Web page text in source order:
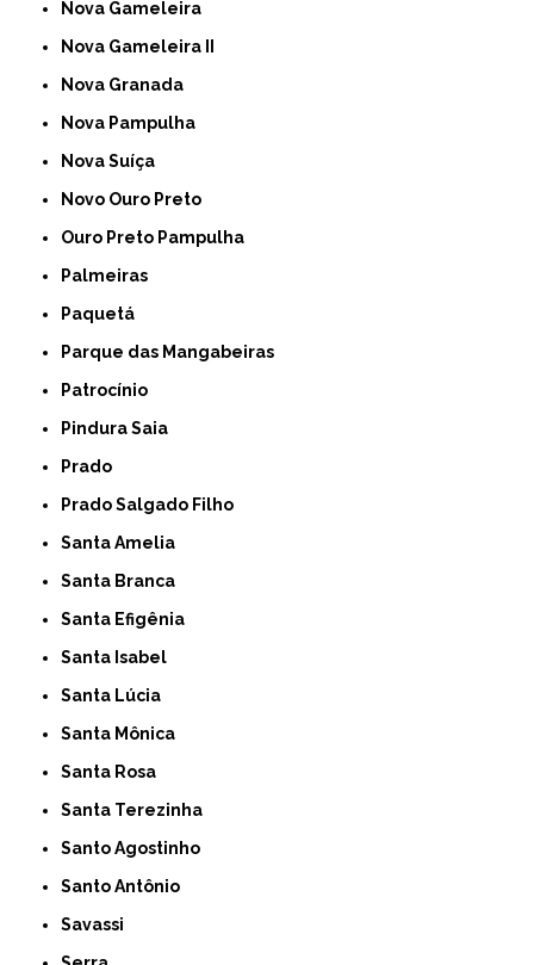
Nova Gameleira
Nova Gameleira II
Nova Granada
Nova Pampulha
Nova Suíça
Novo Ouro Preto
Ouro Preto Pampulha
Palmeiras
Paquetá
Parque das Mangabeiras
Patrocínio
Pindura Saia
Prado
Prado Salgado Filho
Santa Amelia
Santa Branca
Santa Efigênia
Santa Isabel
Santa Lúcia
Santa Mônica
Santa Rosa
Santa Terezinha
Santo Agostinho
Santo Antônio
Savassi